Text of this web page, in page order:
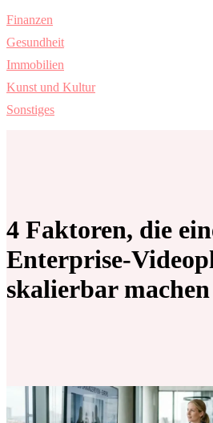
Finanzen
Gesundheit
Immobilien
Kunst und Kultur
Sonstiges
4 Faktoren, die
Enterprise-
skalierbar machen